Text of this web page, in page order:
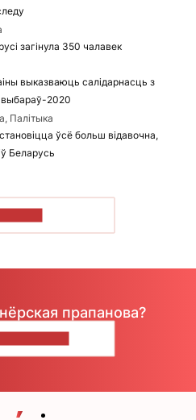
загінула 350 чалавек
выказваюць салідарнасць з
выбараў-2020
Палітыка
ўсё больш відавочна,
Беларусь
прапанова?